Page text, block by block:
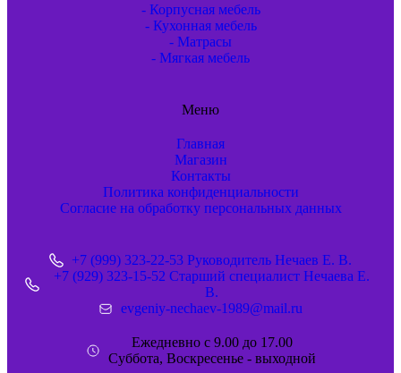
- Корпусная мебель
- Кухонная мебель
- Матрасы
- Мягкая мебель
Меню
Главная
Магазин
Контакты
Политика конфиденциальности
Согласие на обработку персональных данных
+7 (999) 323-22-53 Руководитель Нечаев Е. В.
+7 (929) 323-15-52 Старший специалист Нечаева Е.
В.
evgeniy-nechaev-1989@mail.ru
Ежедневно с 9.00 до 17.00
Суббота, Воскресенье - выходной